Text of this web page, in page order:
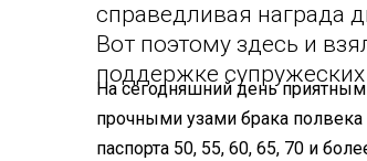
справедливая награда
Вот поэтому здесь и
поддержке
На сегодняшний день
прочными узами брака
паспорта 50, 55, 60, 65, 70 и